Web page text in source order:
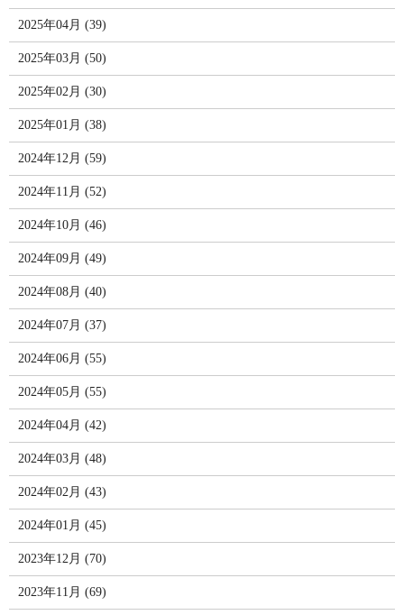
2025年04月 (39)
2025年03月 (50)
2025年02月 (30)
2025年01月 (38)
2024年12月 (59)
2024年11月 (52)
2024年10月 (46)
2024年09月 (49)
2024年08月 (40)
2024年07月 (37)
2024年06月 (55)
2024年05月 (55)
2024年04月 (42)
2024年03月 (48)
2024年02月 (43)
2024年01月 (45)
2023年12月 (70)
2023年11月 (69)